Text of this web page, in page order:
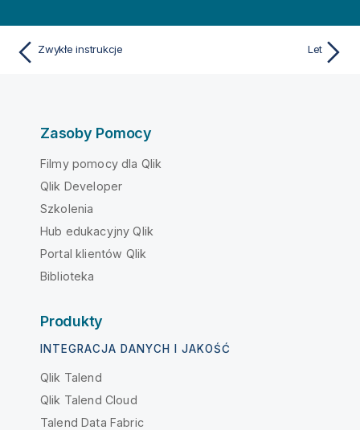
Zwykłe instrukcje Let
Zasoby Pomocy
Filmy pomocy dla Qlik
Qlik Developer
Szkolenia
Hub edukacyjny Qlik
Portal klientów Qlik
Biblioteka
Produkty
INTEGRACJA DANYCH I JAKOŚĆ
Qlik Talend
Qlik Talend Cloud
Talend Data Fabric